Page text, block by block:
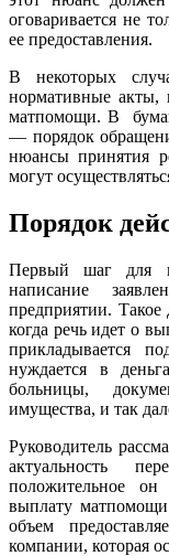
оговаривается не
ее предоставления.
В некоторых
нормативные акты,
матпомощи. В
— порядок
нюансы принятия
могут
Порядок
Первый шаг для
написание
предприятии. Такое
когда речь идет о
прикладывается
нуждается в
больницы,
имущества, и так
Руководитель
актуальность
положительное он
выплату
объем
компании, которая